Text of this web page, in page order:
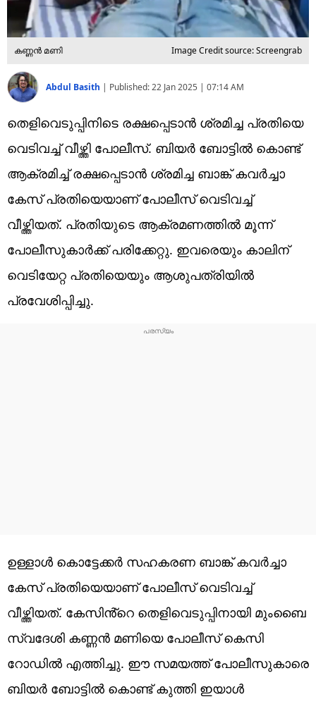
കണ്ണൻ മണി Image Credit source: Screengrab
Abdul Basith | Published:22 Jan 2025 | 07:14 AM
തെളിവെടുപ്പിനിടെ രക്ഷപ്പെടാൻ ശ്രമിച്ച പ്രതിയെ
വെടിവച്ച് വീഴ്ത്തി പോലീസ്. ബിയർ ബോട്ടിൽ കൊണ്ട്
ആക്രമിച്ച് രക്ഷപ്പെടാൻ ശ്രമിച്ച ബാങ്ക് കവർച്ചാ
കേസ് പ്രതിയെയാണ് പോലീസ് വെടിവച്ച്
വീഴ്ത്തിയത്. പ്രതിയുടെ ആക്രമണത്തിൽ മൂന്ന്
പോലീസുകാർക്ക് പരിക്കേറ്റു. ഇവരെയും കാലിന്
വെടിയേറ്റ പ്രതിയെയും ആശുപത്രിയിൽ
പ്രവേശിപ്പിച്ചു.
ഉള്ളാൾ കൊട്ടേക്കർ സഹകരണ ബാങ്ക് കവർച്ചാ
കേസ് പ്രതിയെയാണ് പോലീസ് വെടിവച്ച്
വീഴ്ത്തിയത്. കേസിൻ്റെ തെളിവെടുപ്പിനായി മുംബൈ
സ്വദേശി കണ്ണന്‍ മണിയെ പോലീസ് കെസി
റോഡിൽ എത്തിച്ചു. ഈ സമയത്ത് പോലീസുകാരെ
ബിയർ ബോട്ടിൽ കൊണ്ട് കുത്തി ഇയാൾ